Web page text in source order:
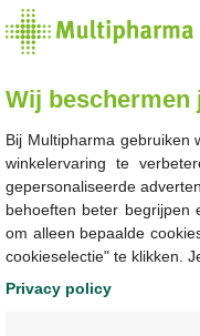
Wij beschermen
Bij Multipharma gebruiken
winkelervaring te
gepersonaliseerde
behoeften beter begrijpen
om alleen bepaalde
cookieselectie" te klikken.
Privacy policy